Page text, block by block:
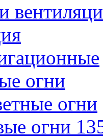
огни
огни
огни